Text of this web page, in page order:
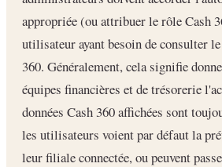
appropriée (ou attribuer le rôle Cash
utilisateur ayant besoin de consulter
360. Généralement, cela signifie
équipes financières et de trésorerie
données Cash 360 affichées sont
les utilisateurs voient par défaut la
leur filiale connectée, ou peuvent